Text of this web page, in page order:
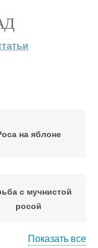
на яблоне
с мучнистой
росой
Показать все